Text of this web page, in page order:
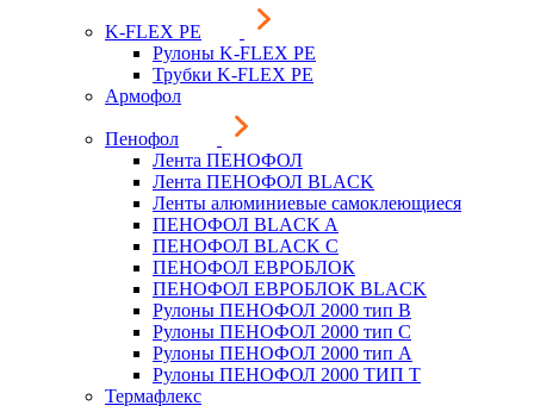
K-FLEX PE
Рулоны K-FLEX PE
Трубки K-FLEX PE
Армофол
Пенофол
Лента ПЕНОФОЛ
Лента ПЕНОФОЛ BLACK
Ленты алюминиевые самоклеющиеся
ПЕНОФОЛ BLACK A
ПЕНОФОЛ BLACK С
ПЕНОФОЛ ЕВРОБЛОК
ПЕНОФОЛ ЕВРОБЛОК BLACK
Рулоны ПЕНОФОЛ 2000 тип B
Рулоны ПЕНОФОЛ 2000 тип C
Рулоны ПЕНОФОЛ 2000 тип А
Рулоны ПЕНОФОЛ 2000 ТИП Т
Термафлекс